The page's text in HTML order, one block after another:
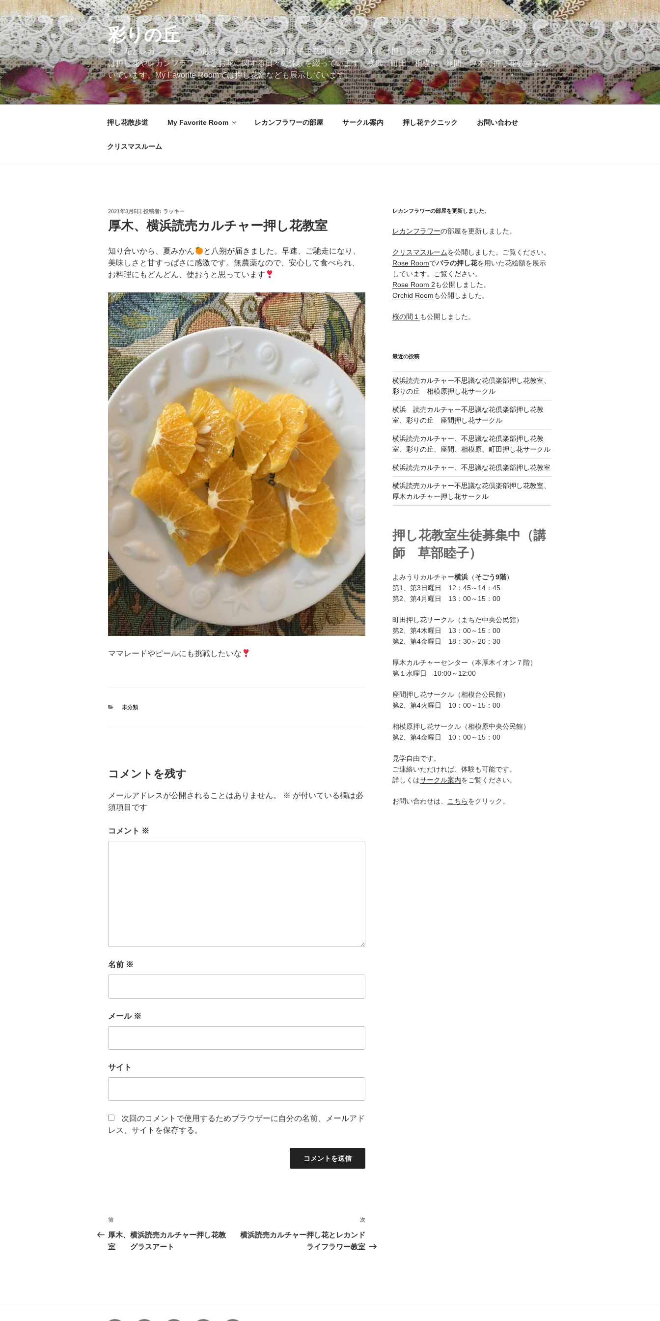
コ
ン
テ
ン
ツ
へ
ス
キ
ッ
彩りの丘
押し花とレカンフラワーの散歩道。彩りの丘（草部睦子主宰押し花サークル）は押し花を中心としたサークルです。ブログで
は押し花やレカンフラワーなどお花に関する日々の体験を綴っています。横浜、町田、相模原、座間、厚木で押し花教室を開
いています。My Favorite Roomでは押し花額なども展示しています。
押し花散歩道 My Favorite Room レカンフラワーの部屋 サークル案内 押し花テクニック お問い合わせ
クリスマスルーム
投
稿
日:
2021年3月5日 投稿者: ラッキー
厚木、横浜読売カルチャー押し花教室
知り合いから、夏みかん
と八朔が届きました。早速、ご馳走になり、
美味しさと甘すっぱさに感激です。無農薬なので、安心して食べられ、
お料理にもどんどん、使おうと思っています
ママレードやピールにも挑戦したいな
カ
未分類
コメントを残す
メールアドレスが公開されることはありません。 ※ が付いている欄は必
須項目です
コメント ※
名前 ※
メール ※
サイト
次回のコメントで使用するためブラウザーに自分の名前、メールアド
レス、サイトを保存する。
投
稿
ナ
前
の
投
前
厚木、横浜読売カルチャー押し花教
室 グラスアート
次
投
次
横浜読売カルチャー押し花とレカンド
ライフラワー教室
レカンフラワーの部屋を更新しました。
レカンフラワーの部屋を更新しました。
クリスマスルームを公開しました。ご覧ください。
Rose Roomでバラの押し花を用いた花絵額を展示
しています。ご覧ください。
Rose Room 2も公開しました。
Orchid Roomも公開しました。
桜の間１ も公開しました。
最近の投稿
横浜読売カルチャー不思議な花倶楽部押し花教室、
彩りの丘 相模原押し花サークル
横浜 読売カルチャー不思議な花倶楽部押し花教
室、彩りの丘 座間押し花サークル
横浜読売カルチャー、不思議な花倶楽部押し花教
室、彩りの丘、座間、相模原、町田押し花サークル
横浜読売カルチャー、不思議な花倶楽部押し花教室
横浜読売カルチャー不思議な花倶楽部押し花教室、
厚木カルチャー押し花サークル
押し花教室生徒募集中（講
師 草部睦子）
よみうりカルチャー横浜（そごう9階）
第1、第3日曜日 12：45～14：45
第2、第4月曜日 13：00～15：00
町田押し花サークル（まちだ中央公民館）
第2、第4木曜日 13：00～15：00
第2、第4金曜日 18：30～20：30
厚木カルチャーセンター（本厚木イオン７階）
第１水曜日 10:00～12:00
座間押し花サークル（相模台公民館）
第2、第4火曜日 10：00～15：00
相模原押し花サークル（相模原中央公民館）
第2、第4金曜日 10：00～15：00
見学自由です。
ご連絡いただければ、体験も可能です。
詳しくはサークル案内をご覧ください。
お問い合わせは、 こちらをクリック。